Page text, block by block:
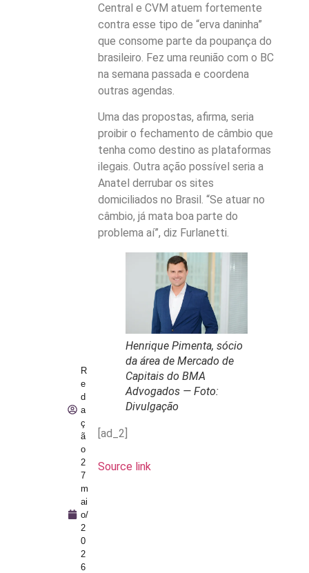
R
e
d
a
ç
ã
o
2
7
m
ai
o/
2
0
2
6
Central e CVM atuem fortemente
contra esse tipo de “erva daninha”
que consome parte da poupança do
brasileiro. Fez uma reunião com o BC
na semana passada e coordena
outras agendas.
Uma das propostas, afirma, seria
proibir o fechamento de câmbio que
tenha como destino as plataformas
ilegais. Outra ação possível seria a
Anatel derrubar os sites
domiciliados no Brasil. “Se atuar no
câmbio, já mata boa parte do
problema aí”, diz Furlanetti.
Henrique Pimenta, sócio
da área de Mercado de
Capitais do BMA
Advogados — Foto:
Divulgação
[ad_2]
Source link